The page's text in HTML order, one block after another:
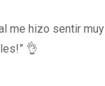
me hizo sentir muy
👌